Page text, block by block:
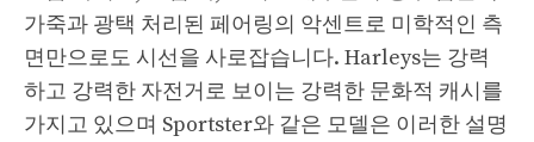
가죽과 광택 처리된 페어링의 악센트로 미학적인 측
면만으로도 시선을 사로잡습니다. Harleys는 강력
하고 강력한 자전거로 보이는 강력한 문화적 캐시를
가지고 있으며 Sportster와 같은 모델은 이러한 설명